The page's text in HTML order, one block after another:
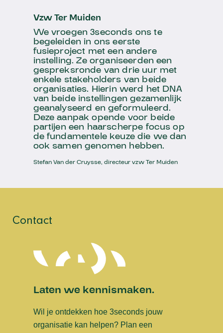
Vzw Ter Muiden
We vroegen 3seconds ons te
begeleiden in ons eerste
fusieproject met een andere
instelling‭. ‬Ze organiseerden een
gespreksronde van drie uur met
enkele stakeholders van beide
organisaties‭. ‬Hierin werd het DNA
van beide instellingen gezamenlijk
geanalyseerd‭ ‬en geformuleerd‭.
‬Deze aanpak opende voor beide
partijen een haarscherpe focus op
de fundamentele keuze die we dan
ook samen genomen hebben‭.‬
Stefan Van der Cruysse, directeur vzw Ter Muiden
Contact
Laten we kennismaken.
Wil je ontdekken hoe 3seconds jouw
organisatie kan helpen? Plan een